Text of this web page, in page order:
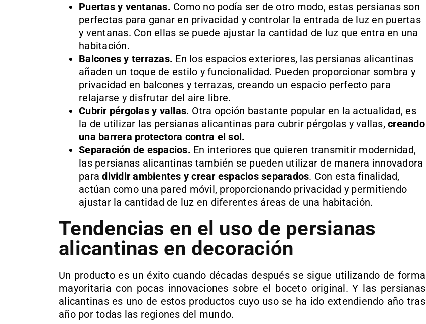
Puertas y ventanas. Como no podía ser de otro modo, estas persianas son
perfectas para ganar en privacidad y controlar la entrada de luz en puertas
y ventanas. Con ellas se puede ajustar la cantidad de luz que entra en una
habitación.
Balcones y terrazas. En los espacios exteriores, las persianas alicantinas
añaden un toque de estilo y funcionalidad. Pueden proporcionar sombra y
privacidad en balcones y terrazas, creando un espacio perfecto para
relajarse y disfrutar del aire libre.
Cubrir pérgolas y vallas. Otra opción bastante popular en la actualidad, es
la de utilizar las persianas alicantinas para cubrir pérgolas y vallas, creando
una barrera protectora contra el sol.
Separación de espacios. En interiores que quieren transmitir modernidad,
las persianas alicantinas también se pueden utilizar de manera innovadora
paradividir ambientes y crear espacios separados. Con esta finalidad,
actúan como una pared móvil, proporcionando privacidad y permitiendo
ajustar la cantidad de luz en diferentes áreas de una habitación.
Tendencias en el uso de persianas
alicantinas en decoración
Un producto es un éxito cuando décadas después se sigue utilizando de forma
mayoritaria con pocas innovaciones sobre el boceto original. Y las persianas
alicantinas es uno de estos productos cuyo uso se ha ido extendiendo año tras
año por todas las regiones del mundo.